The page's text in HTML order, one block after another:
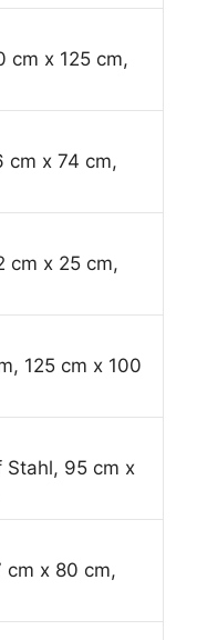
cm x 125 cm,
cm x 74 cm,
cm x 25 cm,
125 cm x 100
Stahl, 95 cm x
cm x 80 cm,